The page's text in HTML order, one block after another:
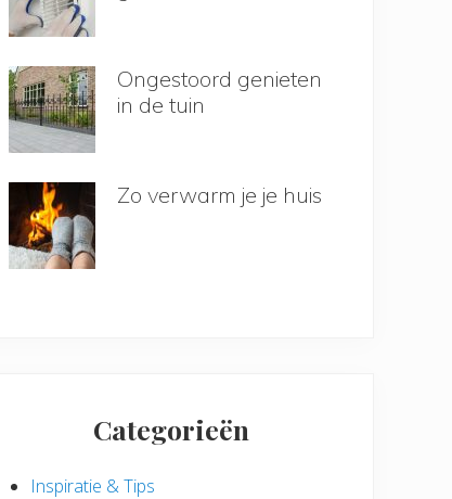
Ongestoord genieten
in de tuin
Zo verwarm je je huis
Categorieën
Inspiratie & Tips